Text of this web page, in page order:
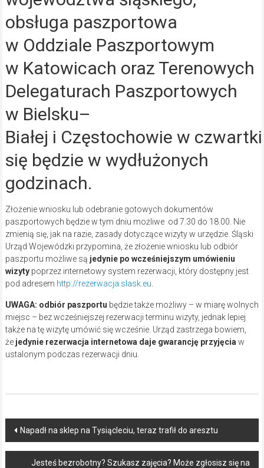
obsługa paszportowa
w Oddziale Paszportowym
w Katowicach oraz Terenowych
Delegaturach Paszportowych
w Bielsku–
Białej i Częstochowie w
się będzie w wydłużonych
godzinach.
Złożenie wniosku lub odebranie gotowych dokumentów
paszportowych będzie w tym dniu możliwe od 7.30 do 18.00. Nie
zmienią się, jak na razie, zasady dotyczące wizyty w urzędzie. Śląski
Urząd Wojewódzki przypomina, że złożenie wniosku lub odbiór
paszportu możliwe są jedynie po wcześniejszym umówieniu
wizytypoprzez internetowy system rezerwacji, który dostępny jest
pod adresem http://rezerwacja.slask.eu
UWAGA: odbiór paszportu będzie także możliwy – w miarę wolnych
miejsc – bez wcześniejszej rezerwacji terminu wizyty, jednak lepiej
także na tę wizytę umówić się wcześnie. Urząd zastrzega bowiem,
że jedynie rezerwacja internetowa daje gwarancję przyjęcia w
ustalonym podczas rezerwacji dniu.
Post
navigation
Napadł na sklep na Tysiącleciu, teraz trafił do aresztu
Jesteś bezrobotny? Szukasz zajęcia? Może zgłosisz się na